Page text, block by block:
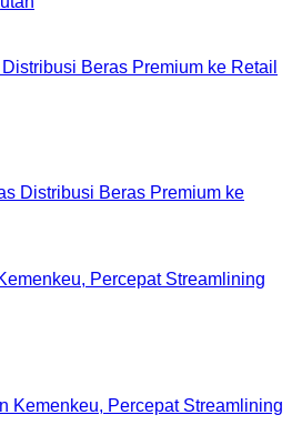
Beras Premium ke Retail
Percepat Streamlining